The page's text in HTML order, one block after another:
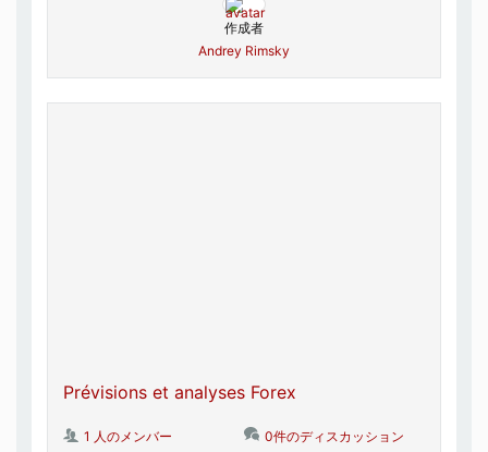
作成者
Andrey Rimsky
Prévisions et analyses Forex
1 人のメンバー
0件のディスカッション